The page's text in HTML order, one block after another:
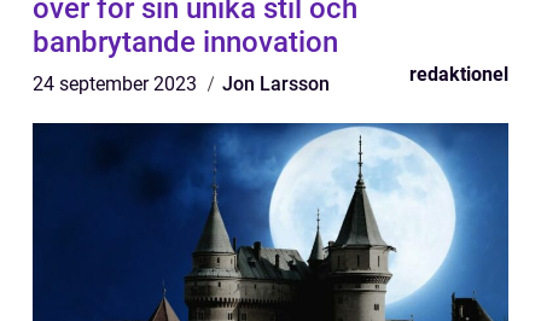
över för sin unika stil och
banbrytande innovation
24 september 2023 Jon Larsson redaktionel